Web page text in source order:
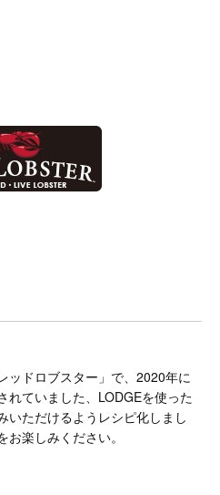
ッドロブスター」で、2020年に
れていました、LODGEを使った
いただけるようレシピ化しまし
楽しみください。